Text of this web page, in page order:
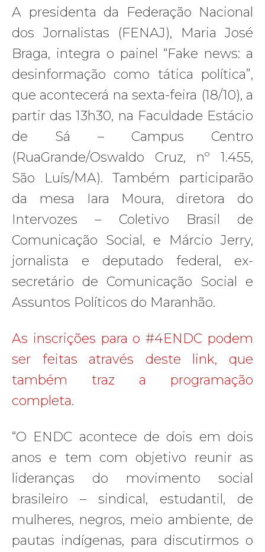
A presidenta da Federação Nacional
dos Jornalistas (FENAJ), Maria José
Braga, integra o painel “Fake news: a
desinformação como tática política”,
que acontecerá na sexta-feira (18/10), a
partir das 13h30, na Faculdade Estácio
de Sá – Campus Centro
(RuaGrande/Oswaldo Cruz, nº 1.455,
São Luís/MA). Também participarão
da mesa Iara Moura, diretora do
Intervozes – Coletivo Brasil de
Comunicação Social, e Márcio Jerry,
jornalista e deputado federal, ex-
secretário de Comunicação Social e
Assuntos Políticos do Maranhão.
As inscrições para o #4ENDC podem
ser feitas através deste link, que
também traz a programação
completa.
“O ENDC acontece de dois em dois
anos e tem com objetivo reunir as
lideranças do movimento social
brasileiro – sindical, estudantil, de
mulheres, negros, meio ambiente, de
pautas indígenas, para discutirmos o